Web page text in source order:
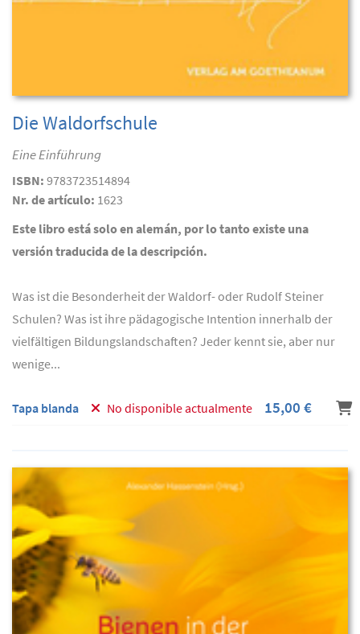
Die Waldorfschule
Eine Einführung
ISBN: 9783723514894
Nr. de artículo: 1623
Este libro está solo en alemán, por lo tanto existe una
versión traducida de la descripción.
Was ist die Besonderheit der Waldorf- oder Rudolf Steiner
Schulen? Was ist ihre pädagogische Intention innerhalb der
vielfältigen Bildungslandschaften? Jeder kennt sie, aber nur
wenige...
Tapa blanda No disponible actualmente 15,00 €